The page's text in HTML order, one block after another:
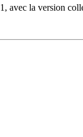
avec la version